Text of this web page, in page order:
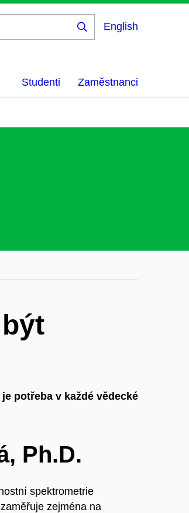
English
Studenti Zaměstnanci
potřeba v každé vědecké
Ph.D.
spektrometrie
zejména na